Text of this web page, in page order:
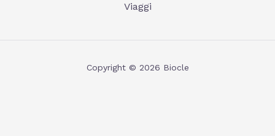
Viaggi
Copyright © 2026 Biocle